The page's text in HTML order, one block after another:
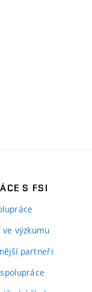
S FSI
výzkumu
partneři